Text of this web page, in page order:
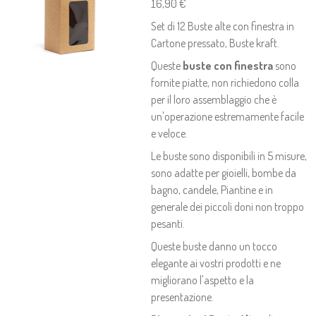
16,90 €
Set di 12 Buste alte con finestra in
Cartone pressato, Buste kraft.
Queste buste con finestra sono
fornite piatte, non richiedono colla
per il loro assemblaggio che è
un'operazione estremamente facile
e veloce.
Le buste sono disponibili in 5 misure,
sono adatte per gioielli, bombe da
bagno, candele, Piantine e in
generale dei piccoli doni non troppo
pesanti.
Queste buste danno un tocco
elegante ai vostri prodotti e ne
migliorano l'aspetto e la
presentazione.